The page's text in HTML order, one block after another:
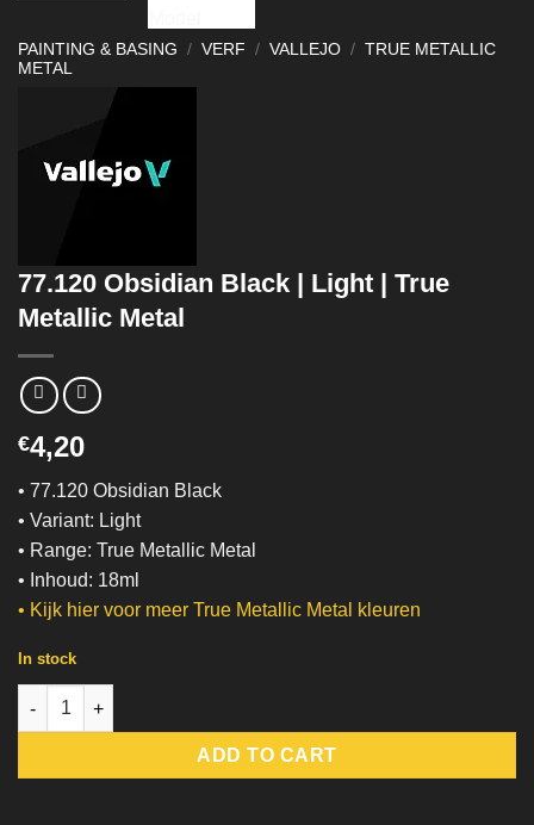
PAINTING & BASING / VERF / VALLEJO / TRUE METALLIC
METAL
77.120 Obsidian Black | Light | True
Metallic Metal
€4,20
• 77.120 Obsidian Black
• Variant: Light
• Range: True Metallic Metal
• Inhoud: 18ml
• Kijk hier voor meer True Metallic Metal kleuren
In stock
77.120 Obsidian Black | Light | True Metallic Metal quantity
ADD TO CART